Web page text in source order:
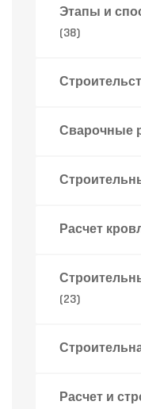
Этапы и
(38)
Сварочные
Расчет
(23)
Расчет и